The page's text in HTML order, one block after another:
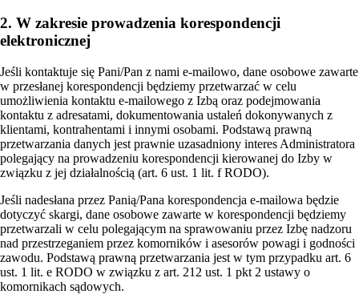
2. W zakresie prowadzenia korespondencji
elektronicznej
Jeśli kontaktuje się Pani/Pan z nami e-mailowo, dane osobowe zawarte
w przesłanej korespondencji będziemy przetwarzać w celu
umożliwienia kontaktu e-mailowego z Izbą oraz podejmowania
kontaktu z adresatami, dokumentowania ustaleń dokonywanych z
klientami, kontrahentami i innymi osobami. Podstawą prawną
przetwarzania danych jest prawnie uzasadniony interes Administratora
polegający na prowadzeniu korespondencji kierowanej do Izby w
związku z jej działalnością (art. 6 ust. 1 lit. f RODO).
Jeśli nadesłana przez Panią/Pana korespondencja e-mailowa będzie
dotyczyć skargi, dane osobowe zawarte w korespondencji będziemy
przetwarzali w celu polegającym na sprawowaniu przez Izbę nadzoru
nad przestrzeganiem przez komorników i asesorów powagi i godności
zawodu. Podstawą prawną przetwarzania jest w tym przypadku art. 6
ust. 1 lit. e RODO w związku z art. 212 ust. 1 pkt 2 ustawy o
komornikach sądowych.